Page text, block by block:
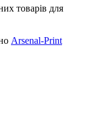
товарів для
Arsenal-Print